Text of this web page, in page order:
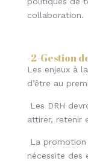
collaboration.
-2-Gestion
Les enjeux à
d’être au
Les DRH
attirer, retenir
La promotion
nécessite